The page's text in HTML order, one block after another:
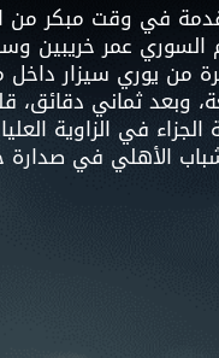
في وقت مبكر
السوري عمر
من يوري سيزار
في الزاوية